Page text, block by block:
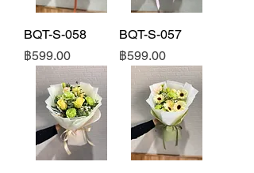
BQT-S-058
ราคา
฿599.00
BQT-S-057
ราคา
฿599.00